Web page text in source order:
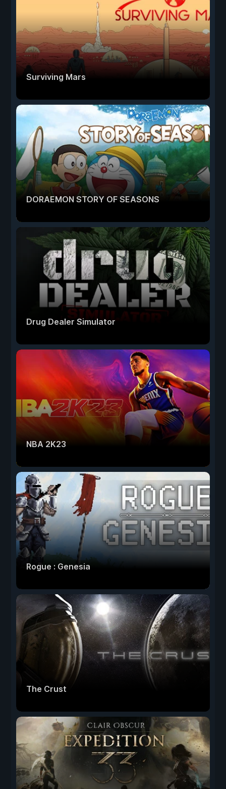
Surviving Mars
DORAEMON STORY OF SEASONS
Drug Dealer Simulator
NBA 2K23
Rogue : Genesia
The Crust